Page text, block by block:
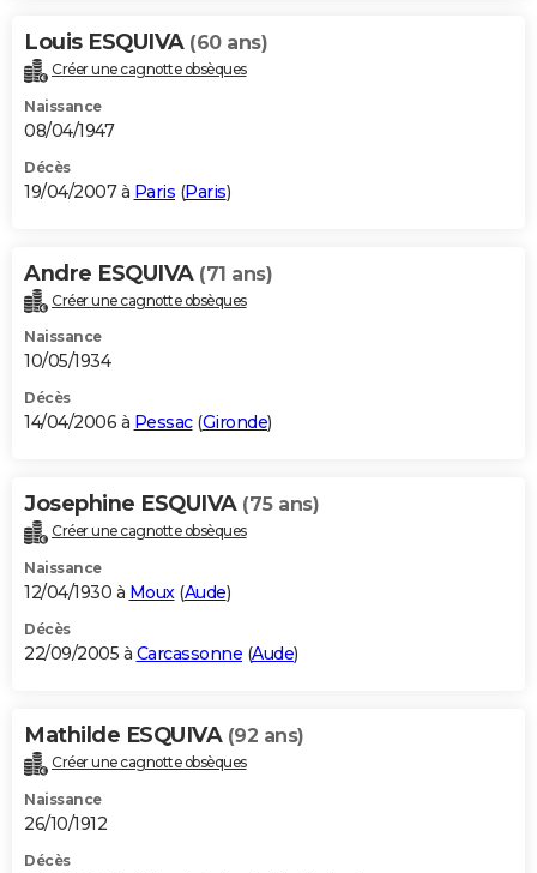
Louis ESQUIVA (60 ans)
Créer une cagnotte obsèques
Naissance
08/04/1947
Décès
19/04/2007 à Paris (Paris)
Andre ESQUIVA (71 ans)
Créer une cagnotte obsèques
Naissance
10/05/1934
Décès
14/04/2006 à Pessac(Gironde)
Josephine ESQUIVA (75 ans)
Créer une cagnotte obsèques
Naissance
12/04/1930 à Moux(Aude)
Décès
22/09/2005 à Carcassonne (Aude)
Mathilde ESQUIVA (92 ans)
Créer une cagnotte obsèques
Naissance
26/10/1912
Décès